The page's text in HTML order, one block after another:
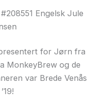
Engelsk Jule
for Jørn fra
MonkeyBrew og de
var Brede Venås